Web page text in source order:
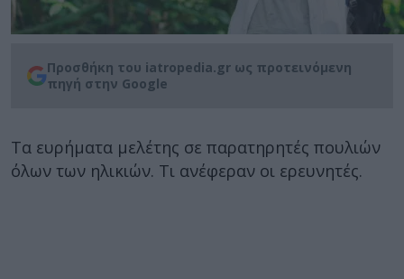
Προσθήκη του iatropedia.gr ως προτεινόμενη
πηγή στην Google
Τα ευρήματα μελέτης σε παρατηρητές πουλιών
όλων των ηλικιών. Τι ανέφεραν οι ερευνητές.